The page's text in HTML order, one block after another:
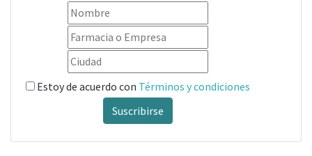
Estoy de acuerdo con Términos y condiciones
Suscribirse